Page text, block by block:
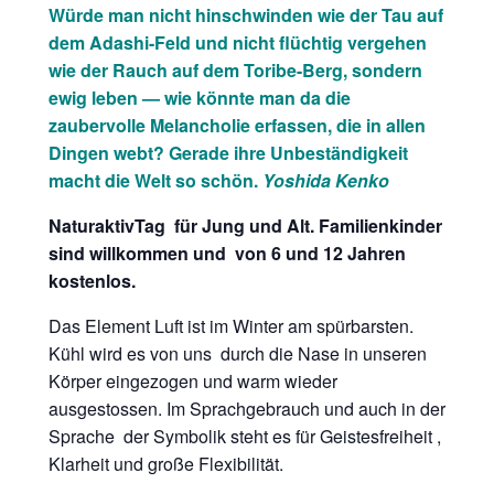
Würde man nicht hinschwinden wie der Tau auf
dem Adashi-Feld und nicht flüchtig vergehen
wie der Rauch auf dem Toribe-Berg, sondern
ewig leben — wie könnte man da die
zaubervolle Melancholie erfassen, die in allen
Dingen webt? Gerade ihre Unbeständigkeit
macht die Welt so schön. Yoshida Kenko
NaturaktivTag für Jung und Alt. Familienkinder
sind willkommen und von 6 und 12 Jahren
kostenlos.
Das Element Luft ist im Winter am spürbarsten.
Kühl wird es von uns durch die Nase in unseren
Körper eingezogen und warm wieder
ausgestossen. Im Sprachgebrauch und auch in der
Sprache der Symbolik steht es für Geistesfreiheit ,
Klarheit und große Flexibilität.